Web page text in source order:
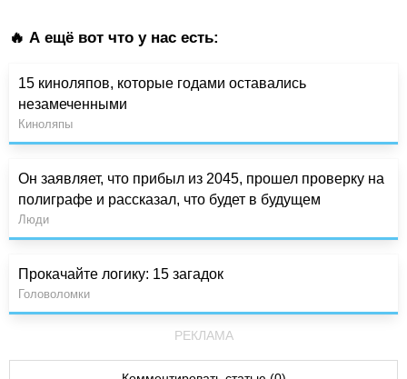
🔥 А ещё вот что у нас есть:
15 киноляпов, которые годами оставались
незамеченными
Киноляпы
Он заявляет, что прибыл из 2045, прошел проверку на
полиграфе и рассказал, что будет в будущем
Люди
Прокачайте логику: 15 загадок
Головоломки
РЕКЛАМА